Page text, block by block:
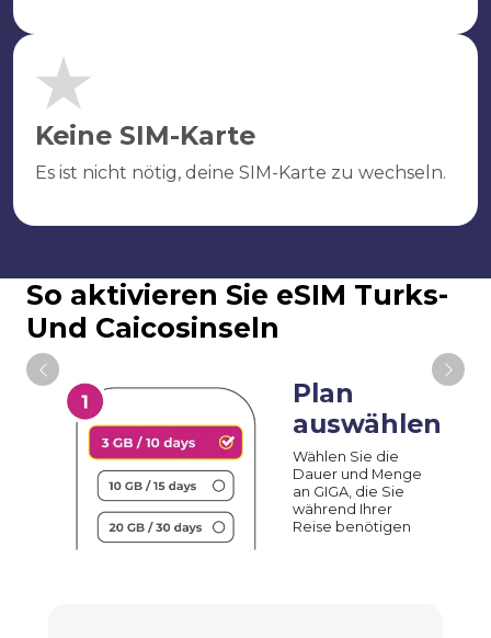
Keine SIM-Karte
Es ist nicht nötig, deine SIM-Karte zu wechseln.
So aktivieren Sie eSIM Turks-
Und Caicosinseln
Plan
auswählen
Wählen Sie die
Dauer und Menge
an GIGA, die Sie
während Ihrer
Reise benötigen